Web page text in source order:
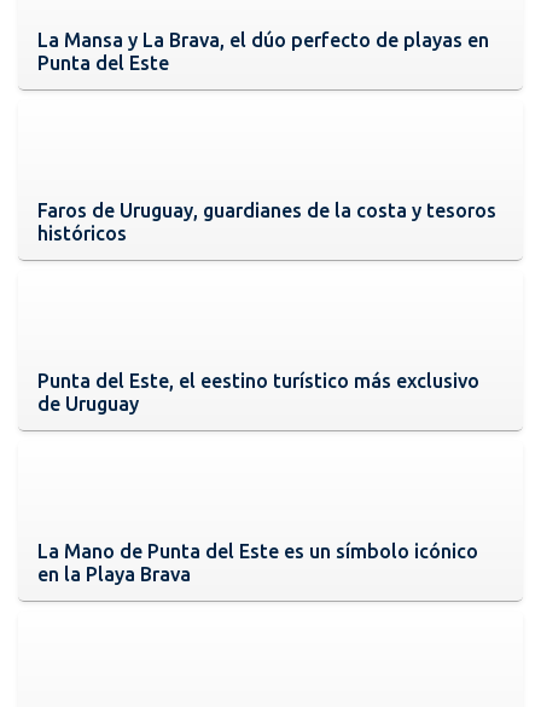
La Mansa y La Brava, el dúo perfecto de playas en
Punta del Este
Faros de Uruguay, guardianes de la costa y tesoros
históricos
Punta del Este, el eestino turístico más exclusivo
de Uruguay
La Mano de Punta del Este es un símbolo icónico
en la Playa Brava